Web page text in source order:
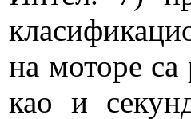
на моторе
као и